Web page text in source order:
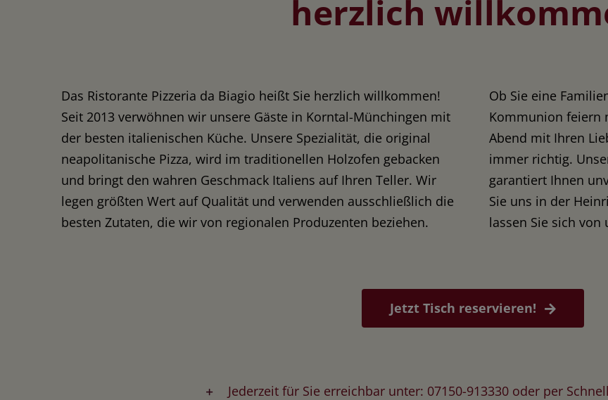
herzlich
Das Ristorante Pizzeria da Biagio heißt Sie herzlich willkommen!
Seit 2013 verwöhnen wir unsere Gäste in Korntal-Münchingen mit
der besten italienischen Küche. Unsere Spezialität, die original
neapolitanische Pizza, wird im traditionellen Holzofen gebacken
und bringt den wahren Geschmack Italiens auf Ihren Teller. Wir
legen größten Wert auf Qualität und verwenden ausschließlich die
besten Zutaten, die wir von regionalen Produzenten beziehen.
Ob Sie eine
Kommunion feiern
Abend mit Ihren
immer richtig.
garantiert Ihnen
Sie uns in der
lassen Sie sich
Jetzt Tisch reservieren!
Jederzeit für Sie erreichbar unter: 07150-913330 oder per